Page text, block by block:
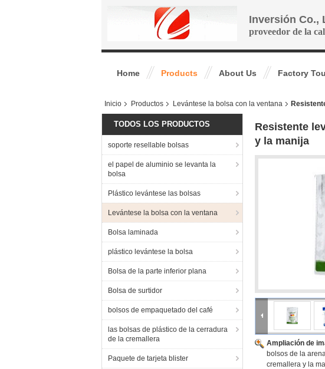
Inversión Co.,
proveedor de la
Home Products About Us Factory
Inicio Productos Levántese la bolsa con la ventana
TODOS LOS PRODUCTOS
soporte resellable bolsas
el papel de aluminio se levanta la
bolsa
Plástico levántese las bolsas
Levántese la bolsa con la ventana
Bolsa laminada
plástico levántese la bolsa
Bolsa de la parte inferior plana
Bolsa de surtidor
bolsos de empaquetado del café
las bolsas de plástico de la cerradura
de la cremallera
Paquete de tarjeta blister
Resistente
y la manija
Ampliación de
bolsos de la
cremallera y la